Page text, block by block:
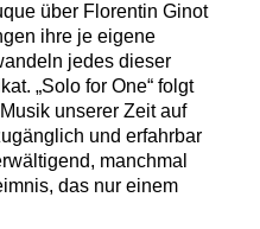
über Florentin Ginot
ihre je eigene
jedes dieser
„Solo for One“ folgt
unserer Zeit auf
und erfahrbar
manchmal
das nur einem